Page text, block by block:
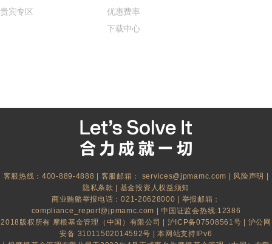
贵宾专区
优惠费率
下载中心
客服热线：400-889-4888 | 客服邮箱： services@jpmamc.com 风险声明
隐私条款
基金投资人权益须知
商业贿赂举报电话：021-20628000 | 举报邮箱：
compliance_report@jpmamc.com
| 中国证监会热线:12386
2018版权所有 摩根基金管理（中国）有限公司 | 沪ICP备07508561号
沪公网
安备 31011502014592号
| 本网站支持IPv6